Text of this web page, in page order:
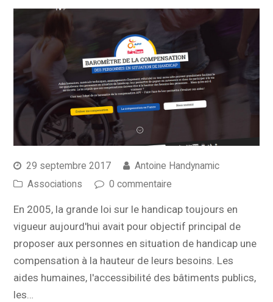
29 septembre 2017
Antoine Handynamic
Associations
0 commentaire
En 2005, la grande loi sur le handicap toujours en
vigueur aujourd'hui avait pour objectif principal de
proposer aux personnes en situation de handicap une
compensation à la hauteur de leurs besoins. Les
aides humaines, l'accessibilité des bâtiments publics,
les…